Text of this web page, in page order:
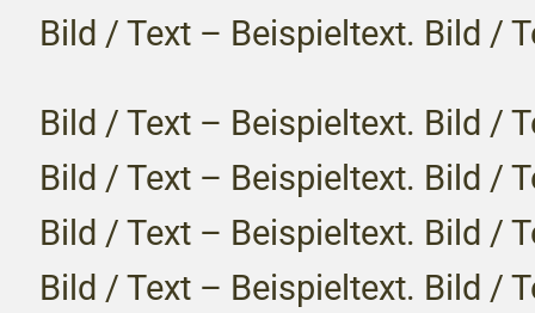
Bild / Text – Beispieltext. Bild /
Bild / Text – Beispieltext. Bild /
Bild / Text – Beispieltext. Bild /
Bild / Text – Beispieltext. Bild /
Bild / Text – Beispieltext. Bild /